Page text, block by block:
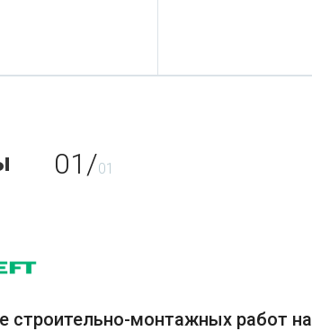
01/01
строительно-монтажных работ на